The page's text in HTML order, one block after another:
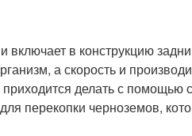
включает в конструкцию
а скорость и
делать с помощью
перекопки черноземов,